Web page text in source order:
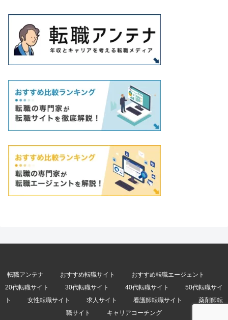
転職アンテナ おすすめ転職サイト
おすすめ転職エージェント
20代転職サイト
30代転職サイト 40代転職サイト
50代転職サイ
ト
女性転職サイト 求人サイト 看護師転職サイト
薬剤師転
職サイト
キャリアコーチング